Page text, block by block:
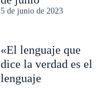
5 de junio de 2023
«El lenguaje que
dice la verdad es el
lenguaje